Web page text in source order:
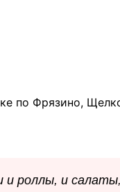
по Фрязино,
роллы, и